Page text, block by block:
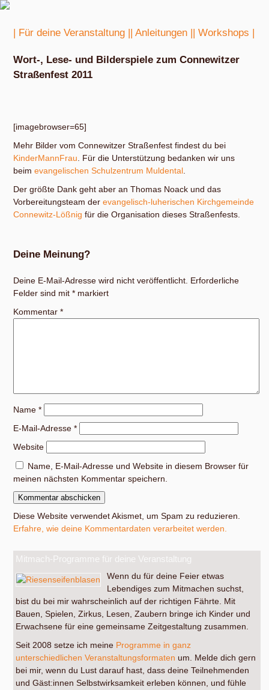
| Für deine Veranstaltung || Anleitungen || Workshops |
Wort-, Lese- und Bilderspiele zum Connewitzer
Straßenfest 2011
[imagebrowser=65]
Mehr Bilder vom Connewitzer Straßenfest findest du bei
KinderMannFrau . Für die Unterstützung bedanken wir uns
beimevangelischen Schulzentrum Muldental
Der größte Dank geht aber an Thomas Noack und das
Vorbereitungsteam derevangelisch-luherischen Kirchgemeinde
Connewitz-Lößnig für die Organisation dieses Straßenfests.
Deine Meinung?
Deine E-Mail-Adresse wird nicht veröffentlicht. Erforderliche
Felder sind mit* markiert
Kommentar*
Name*
E-Mail-Adresse*
Website
Name, E-Mail-Adresse und Website in diesem Browser für
meinen nächsten Kommentar speichern.
Diese Website verwendet Akismet, um Spam zu reduzieren.
Erfahre, wie deine Kommentardaten verarbeitet werden.
Mitmach-Programme für deine Veranstaltung
Wenn du für deine Feier etwas
Lebendiges zum Mitmachen suchst,
bist du bei mir wahrscheinlich auf der richtigen Fährte. Mit
Bauen, Spielen, Zirkus, Lesen, Zaubern bringe ich Kinder und
Erwachsene für eine gemeinsame Zeitgestaltung zusammen.
Seit 2008 setze ich meine Programme in ganz
unterschiedlichen Veranstaltungsformaten um. Melde dich gern
bei mir, wenn du Lust darauf hast, dass deine Teilnehmenden
und Gäst:innen Selbstwirksamkeit erleben können, und fühle